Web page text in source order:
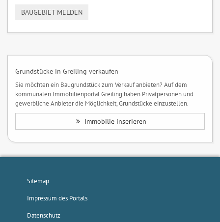
BAUGEBIET MELDEN
Grundstücke in Greiling verkaufen
Sie möchten ein Baugrundstück zum Verkauf anbieten? Auf dem
kommunalen Immobilienportal Greiling haben Privatpersonen und
gewerbliche Anbieter die Möglichkeit, Grundstücke einzustellen.
Immobilie inserieren
Sitemap
Impressum des Portals
Datenschutz